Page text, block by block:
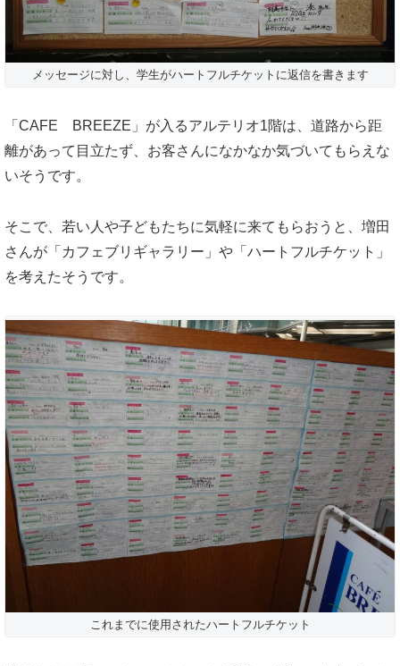
メッセージに対し、学生がハートフルチケットに返信を書きます
「CAFE BREEZE」が入るアルテリオ1階は、道路から距
離があって目立たず、お客さんになかなか気づいてもらえな
いそうです。
そこで、若い人や子どもたちに気軽に来てもらおうと、増田
さんが「カフェブリギャラリー」や「ハートフルチケット」
を考えたそうです。
これまでに使用されたハートフルチケット